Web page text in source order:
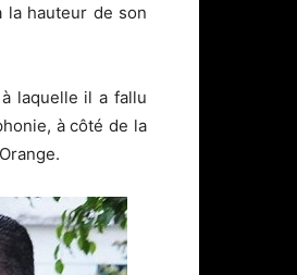
la hauteur de son
laquelle il a fallu
à côté de la